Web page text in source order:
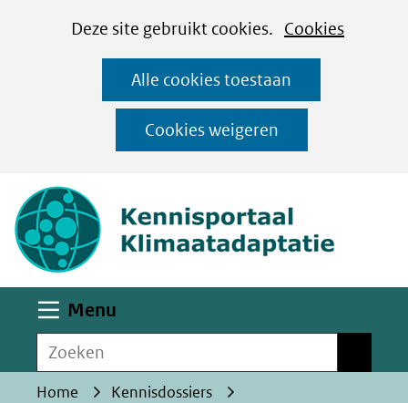
CookiesDeze site gebruikt cookies. Cookies
op
deze
website
worden
toegestaan
geweigerd.
Alle cookies toestaan
Cookies weigeren
Ga
naar
de
inhoud
Menu
Zoeken
Home
Kennisdossiers